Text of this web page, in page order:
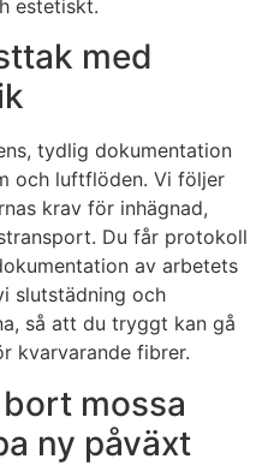
estetiskt.
med
tydlig dokumentation
och luftflöden. Vi följer
krav för inhägnad,
Du får protokoll
av arbetets
slutstädning och
så att du tryggt kan gå
kvarvarande fibrer.
mossa
ny påväxt